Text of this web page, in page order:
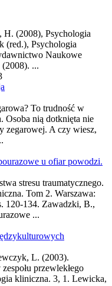
H. (2008), Psychologia
(red.), Psychologia
Naukowe
...
To trudność w
Osoba nią dotknięta nie
zegarowej. A czy wiesz,
u ofiar powodzi.
stresu traumatycznego.
. Tom 2. Warszawa:
120-134. Zawadzki, B.,
...
L. (2003).
przewlekłego
kliniczna. 3, 1. Lewicka,